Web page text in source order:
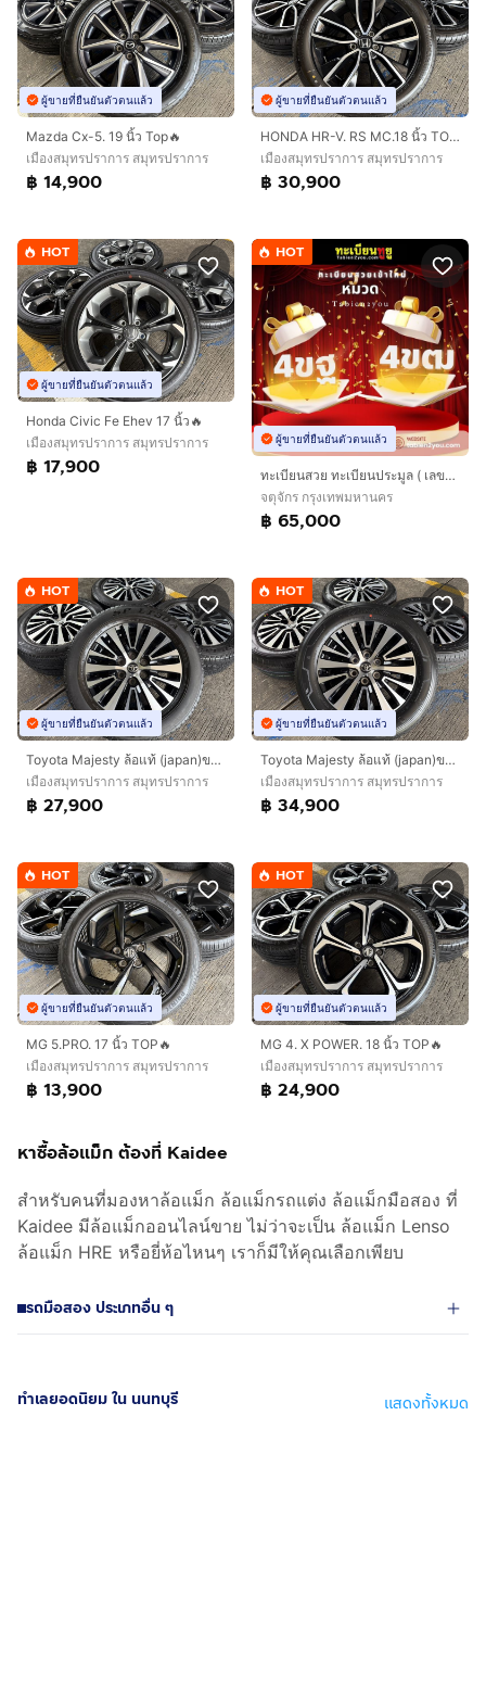
ผู้ขายที่ยืนยันตัวตนแล้ว
Mazda Cx-5. 19 นิ้ว Top🔥
เมืองสมุทรปราการ สมุทรปราการ
฿ 14,900
ผู้ขายที่ยืนยันตัวตนแล้ว
HONDA HR-V. RS MC.18 นิ้ว TOP‼️
เมืองสมุทรปราการ สมุทรปราการ
฿ 30,900
HOT
ผู้ขายที่ยืนยันตัวตนแล้ว
Honda Civic Fe Ehev 17 นิ้ว🔥
เมืองสมุทรปราการ สมุทรปราการ
฿ 17,900
HOT
ผู้ขายที่ยืนยันตัวตนแล้ว
ทะเบียนสวย ทะเบียนประมูล ( เลขสวย กราฟฟิก 4ขฐ 4ขฒ ) ทะเบียนรถยนต์ ทะเบียนมงคล ทะเบียนผลรวมดี ทะเบียนทูยู ทะเบียนราคาถูก เลขมงคล มีหน้าร้าน ถ
จตุจักร กรุงเทพมหานคร
฿ 65,000
HOT
ผู้ขายที่ยืนยันตัวตนแล้ว
Toyota Majesty ล้อแท้ (japan)ขอบ 17 นิ้วTop🔥
เมืองสมุทรปราการ สมุทรปราการ
฿ 27,900
HOT
ผู้ขายที่ยืนยันตัวตนแล้ว
Toyota Majesty ล้อแท้ (japan)ขอบ 17 นิ้วTop🔥
เมืองสมุทรปราการ สมุทรปราการ
฿ 34,900
HOT
ผู้ขายที่ยืนยันตัวตนแล้ว
MG 5.PRO. 17 นิ้ว TOP🔥
เมืองสมุทรปราการ สมุทรปราการ
฿ 13,900
HOT
ผู้ขายที่ยืนยันตัวตนแล้ว
MG 4. X POWER. 18 นิ้ว TOP🔥
เมืองสมุทรปราการ สมุทรปราการ
฿ 24,900
หาซื้อล้อแม็ก ต้องที่ Kaidee
สำหรับคนที่มองหาล้อแม็ก ล้อแม็กรถแต่ง ล้อแม็กมือสอง ที่
Kaidee มีล้อแม็กออนไลน์ขาย ไม่ว่าจะเป็น ล้อแม็ก Lenso
ล้อแม็ก HRE หรือยี่ห้อไหนๆ เราก็มีให้คุณเลือกเพียบ
รถมือสอง ประเภทอื่น ๆ
ทำเลยอดนิยม ใน นนทบุรี แสดงทั้งหมด